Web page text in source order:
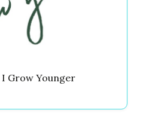
I Grow Younger